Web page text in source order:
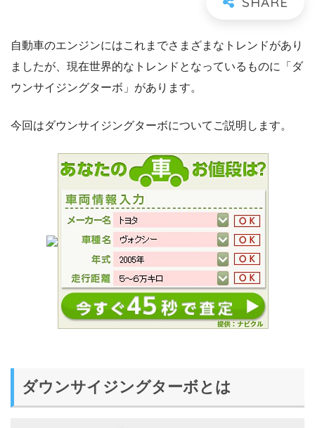
自動車のエンジンにはこれまでさまざまなトレンドがあり
ましたが、現在世界的なトレンドとなっているものに「ダ
ウンサイジングターボ」があります。
今回はダウンサイジングターボについてご説明します。
ダウンサイジングターボとは